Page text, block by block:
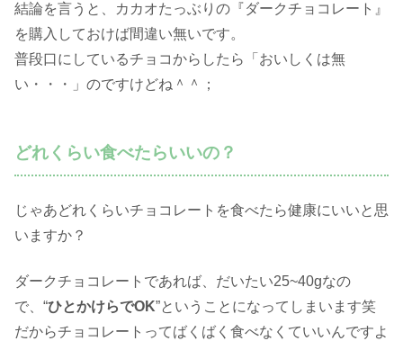
結論を言うと、カカオたっぶりの『ダークチョコレート』
を購入しておけば間違い無いです。
普段口にしているチョコからしたら「おいしくは無
い・・・」のですけどね＾＾；
どれくらい食べたらいいの？
じゃあどれくらいチョコレートを食べたら健康にいいと思
いますか？
ダークチョコレートであれば、だいたい25~40gなの
で、“ひとかけらでOK”ということになってしまいます笑
だからチョコレートってばくばく食べなくていいんですよ